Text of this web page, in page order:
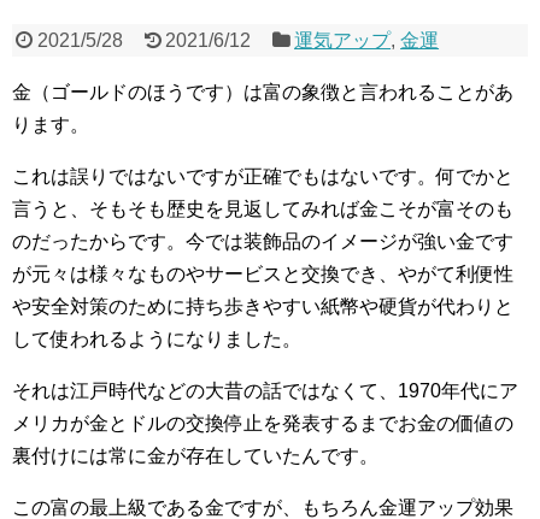
2021/5/28 2021/6/12 運気アップ,金運
金（ゴールドのほうです）は富の象徴と言われることがあ
ります。
これは誤りではないですが正確でもはないです。何でかと
言うと、そもそも歴史を見返してみれば金こそが富そのも
のだったからです。今では装飾品のイメージが強い金です
が元々は様々なものやサービスと交換でき、やがて利便性
や安全対策のために持ち歩きやすい紙幣や硬貨が代わりと
して使われるようになりました。
それは江戸時代などの大昔の話ではなくて、1970年代にア
メリカが金とドルの交換停止を発表するまでお金の価値の
裏付けには常に金が存在していたんです。
この富の最上級である金ですが、もちろん金運アップ効果